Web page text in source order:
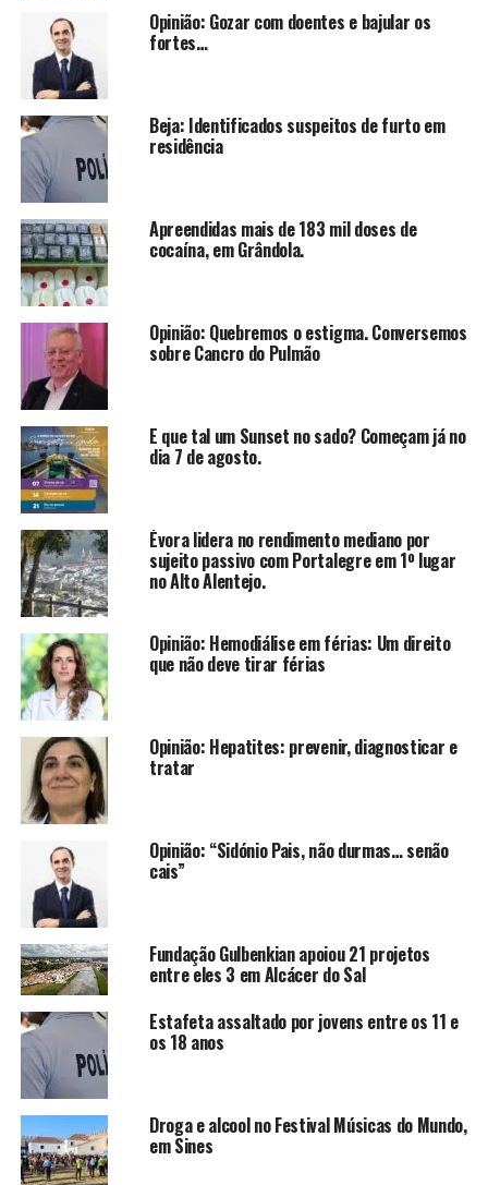
Opinião: Gozar com doentes e bajular os
fortes…
Beja: Identificados suspeitos de furto em
residência
Apreendidas mais de 183 mil doses de
cocaína, em Grândola.
Opinião: Quebremos o estigma. Conversemos
sobre Cancro do Pulmão
E que tal um Sunset no sado? Começam já no
dia 7 de agosto.
Évora lidera no rendimento mediano por
sujeito passivo com Portalegre em 1º lugar
no Alto Alentejo.
Opinião: Hemodiálise em férias: Um direito
que não deve tirar férias
Opinião: Hepatites: prevenir, diagnosticar e
tratar
Opinião: “Sidónio Pais, não durmas… senão
cais”
Fundação Gulbenkian apoiou 21 projetos
entre eles 3 em Alcácer do Sal
Estafeta assaltado por jovens entre os 11 e
os 18 anos
Droga e alcool no Festival Músicas do Mundo,
em Sines